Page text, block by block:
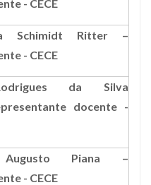
- CECE
Schimidt Ritter –
- CECE
da Silva
docente -
Augusto Piana –
- CECE